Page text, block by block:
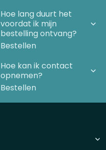
Hoe lang duurt het
voordat ik mijn
bestelling ontvang?
Bestellen
Hoe kan ik contact
opnemen?
Bestellen